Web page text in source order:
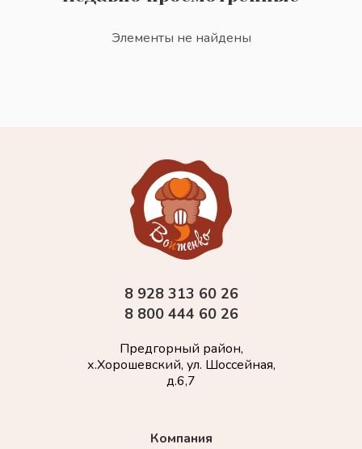
Элементы не найдены
Компания
8 928 313 60 26
8 800 444 60 26
Предгорный район,
х.Хорошевский, ул. Шоссейная,
д.6,7